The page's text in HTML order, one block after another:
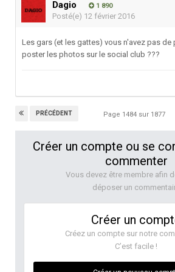
Dagio 1 890
Posté(e) 12 février 2016
Les gars (et les gattes) vous n'avez pas
poster les photos sur le social club ???
PRÉCÉDENT Page 1484 sur 1877
Créer un compte ou se
commenter
Vous devez être membre afin
déposer un
Créer un
Créez un compte sur notre
C’est facile !